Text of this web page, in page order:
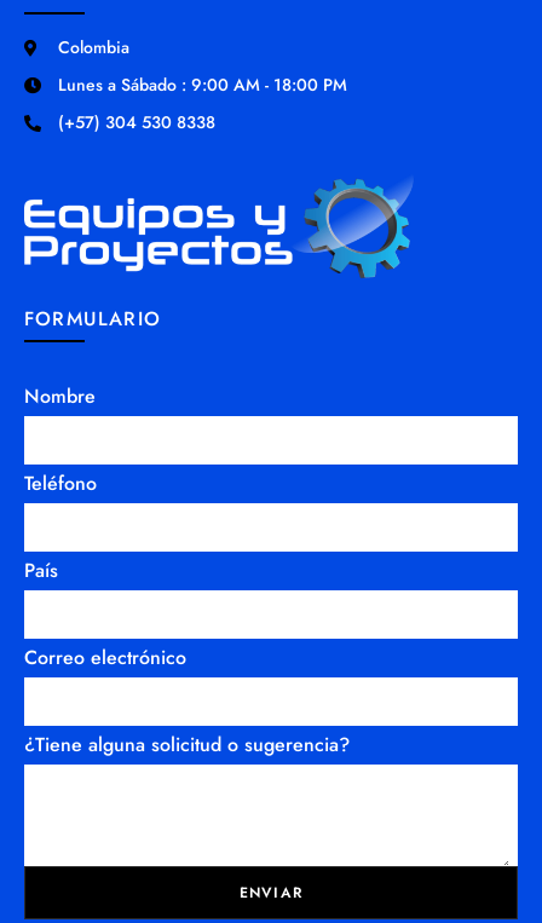
Colombia
Lunes a Sábado : 9:00 AM - 18:00 PM
(+57) 304 530 8338
FORMULARIO
Nombre
Teléfono
País
Correo electrónico
¿Tiene alguna solicitud o sugerencia?
ENVIAR